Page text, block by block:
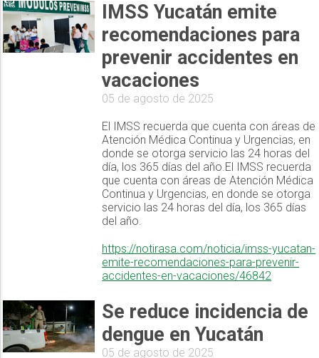
IMSS Yucatán emite
recomendaciones para
prevenir accidentes en
vacaciones
05 de agosto de 2025
El IMSS recuerda que cuenta con áreas de
Atención Médica Continua y Urgencias, en
donde se otorga servicio las 24 horas del
día, los 365 días del año.El IMSS recuerda
que cuenta con áreas de Atención Médica
Continua y Urgencias, en donde se otorga
servicio las 24 horas del día, los 365 días
del año.
https://notirasa.com/noticia/imss-yucatan-
emite-recomendaciones-para-prevenir-
accidentes-en-vacaciones/46842
Se reduce incidencia de
dengue en Yucatán
05 de agosto de 2025